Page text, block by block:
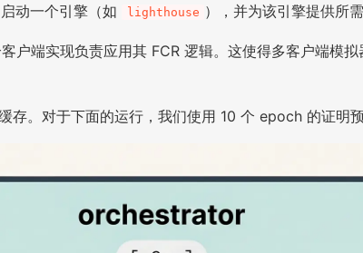
动一个引擎（如 lighthouse ），并为该引擎提供所
户端实现负责应用其 FCR 逻辑。这使得多客户端模
。对于下面的运行，我们使用 10 个 epoch 的证明